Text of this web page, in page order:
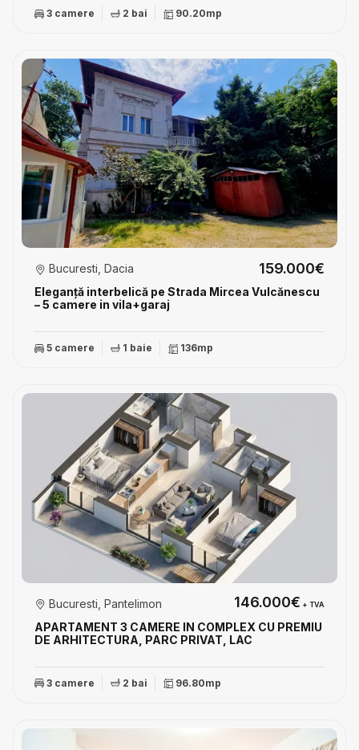
3 camere 2 bai 90.20mp
Eleganță interbelică pe Strada Mircea Vulcănescu
– 5 camere in vila+garaj
Bucuresti, Dacia 159.000€
5 camere 1 baie 136mp
APARTAMENT 3 CAMERE IN COMPLEX CU PREMIU
DE ARHITECTURA, PARC PRIVAT, LAC
Bucuresti, Pantelimon 146.000€ + TVA
3 camere 2 bai 96.80mp